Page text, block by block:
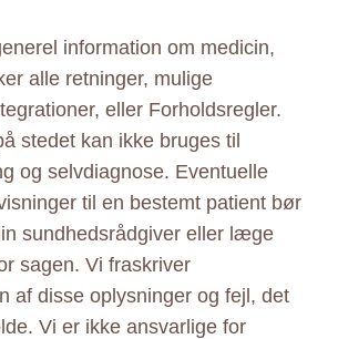
information om medicin,
alle retninger, mulige
eller Forholdsregler.
stedet kan ikke bruges til
og selvdiagnose. Eventuelle
til en bestemt patient bør
sundhedsrådgiver eller læge
sagen. Vi fraskriver
af disse oplysninger og fejl, det
Vi er ikke ansvarlige for